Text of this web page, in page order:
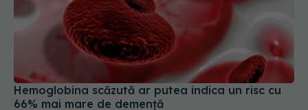
Hemoglobina scăzută ar putea indica un risc cu
66% mai mare de demență